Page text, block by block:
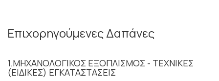
Επιχορηγούμενες Δαπάνες
1.ΜΗΧΑΝΟΛΟΓΙΚΟΣ ΕΞΟΠΛΙΣΜΟΣ - ΤΕΧΝΙΚΕΣ
(ΕΙΔΙΚΕΣ) ΕΓΚΑΤΑΣΤΑΣΕΙΣ